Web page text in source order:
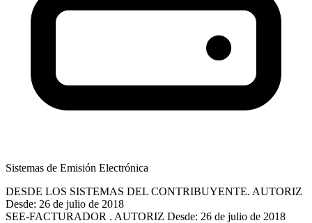
Sistemas de Emisión Electrónica
DESDE LOS SISTEMAS DEL CONTRIBUYENTE. AUTORIZ
Desde: 26 de julio de 2018
SEE-FACTURADOR . AUTORIZ Desde: 26 de julio de 2018